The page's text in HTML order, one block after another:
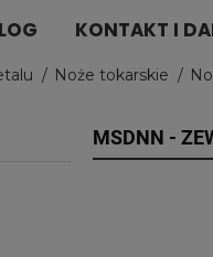
KONTAKT I
Noże tokarskie
MSDNN -